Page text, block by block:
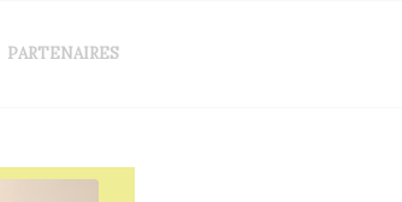
PARTENAIRES